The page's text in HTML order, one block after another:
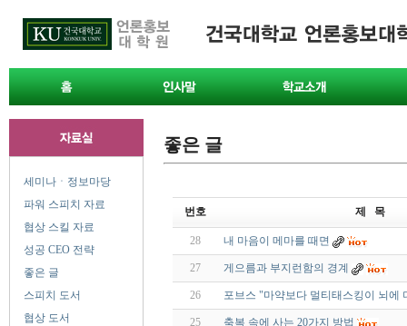
세미나ㆍ정보마당
파워 스피치 자료
협상 스킬 자료
성공 CEO 전략
좋은 글
스피치 도서
협상 도서
좋은 글
번호 제 목
28 내 마음이 메마를 때면
27 게으름과 부지런함의 경계
26 포브스 "마약보다 멀티태스킹이 뇌에
25 축복 속에 사는 20가지 방법